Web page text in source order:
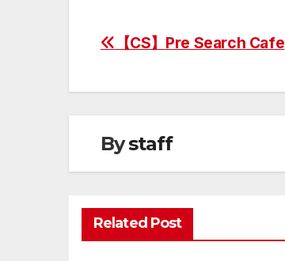
投
ビ
ゲ
ー
シ
【CS】Pre Search Cafe
Bystaff
Related Post